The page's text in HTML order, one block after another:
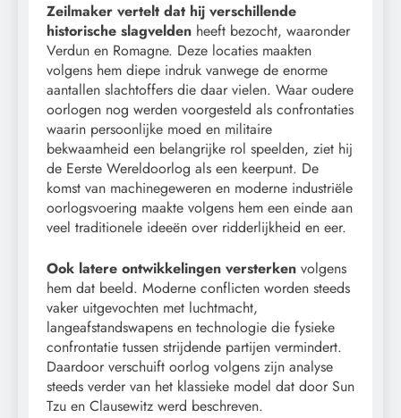
Zeilmaker vertelt dat hij verschillende
historische slagvelden heeft bezocht, waaronder
Verdun en Romagne. Deze locaties maakten
volgens hem diepe indruk vanwege de enorme
aantallen slachtoffers die daar vielen. Waar oudere
oorlogen nog werden voorgesteld als confrontaties
waarin persoonlijke moed en militaire
bekwaamheid een belangrijke rol speelden, ziet hij
de Eerste Wereldoorlog als een keerpunt. De
komst van machinegeweren en moderne industriële
oorlogsvoering maakte volgens hem een einde aan
veel traditionele ideeën over ridderlijkheid en eer.
Ook latere ontwikkelingen versterken volgens
hem dat beeld. Moderne conflicten worden steeds
vaker uitgevochten met luchtmacht,
langeafstandswapens en technologie die fysieke
confrontatie tussen strijdende partijen vermindert.
Daardoor verschuift oorlog volgens zijn analyse
steeds verder van het klassieke model dat door Sun
Tzu en Clausewitz werd beschreven.